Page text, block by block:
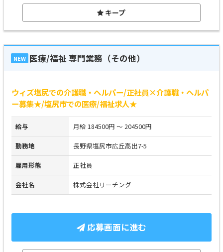
キープ
NEW 医療/福祉 専門業務（その他）
ウィズ塩尻での介護職・ヘルパー/正社員×介護職・ヘルパ
ー募集★/塩尻市での医療/福祉求人★
給与 月給 184500円 ～ 204500円
勤務地 長野県塩尻市広丘高出7-5
雇用形態 正社員
会社名 株式会社リーチング
応募画面に進む